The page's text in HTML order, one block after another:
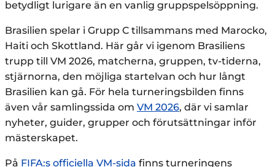
betydligt lurigare än en vanlig gruppspelsöppning.
Brasilien spelar i Grupp C tillsammans med Marocko,
Haiti och Skottland. Här går vi igenom Brasiliens
trupp till VM 2026, matcherna, gruppen, tv-tiderna,
stjärnorna, den möjliga startelvan och hur långt
Brasilien kan gå. För hela turneringsbilden finns
även vår samlingssida om VM 2026, där vi samlar
nyheter, guider, grupper och förutsättningar inför
mästerskapet.
På FIFA:s officiella VM-sida finns turneringens